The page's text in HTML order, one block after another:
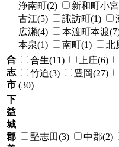
浄南町(2)
新和町小
古江(5)
諏訪町(1)
広瀬(4)
本渡町本渡
本泉(1)
南町(1)
北
合
志
市
合生(11) 上庄(6)
竹迫(3)
豊岡(27)
(30)
下
益
城
郡
堅志田(3) 中郡(2)